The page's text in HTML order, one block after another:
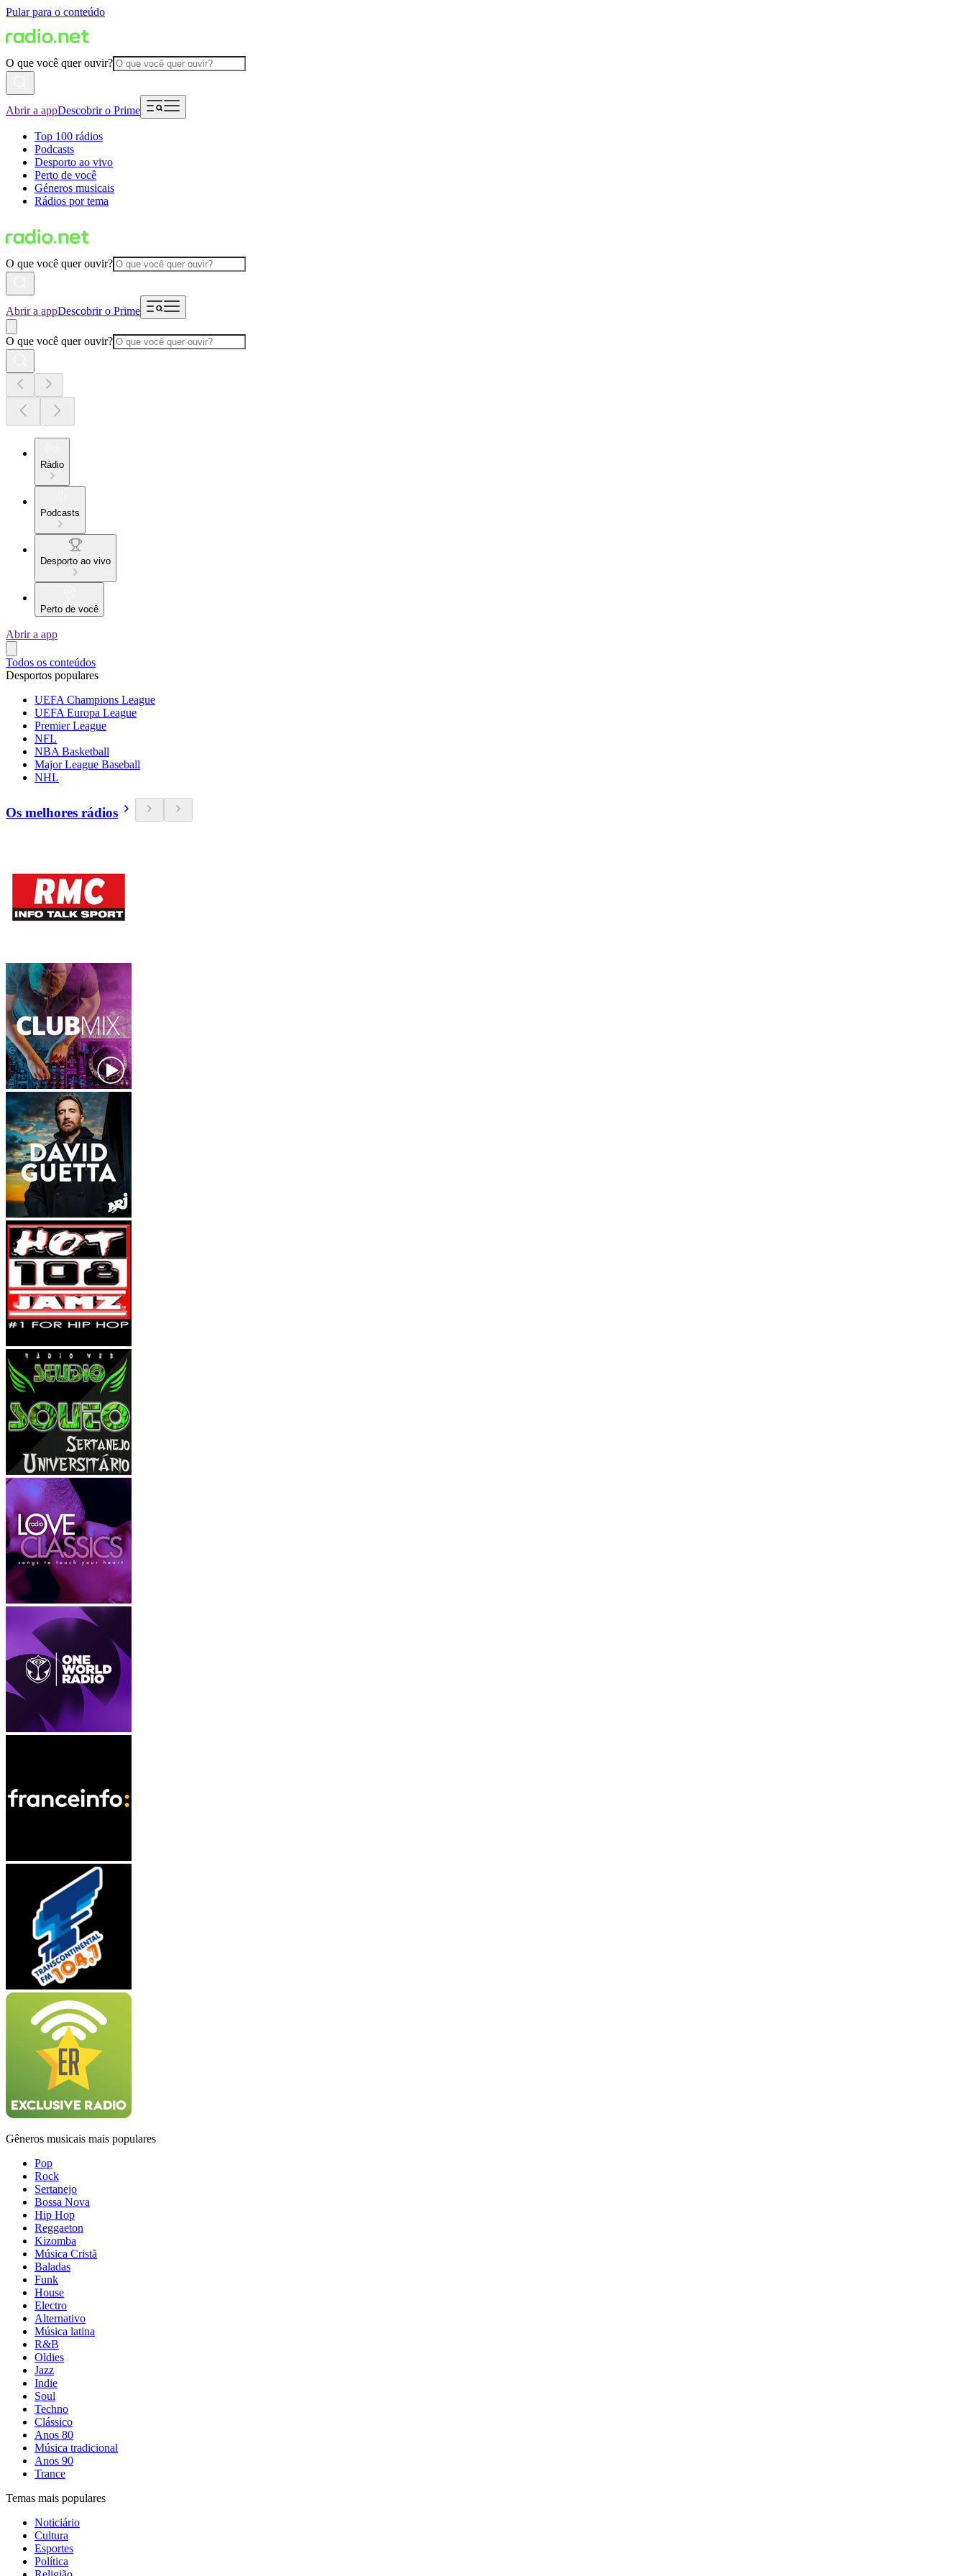
Pular para o conteúdo
O que você quer ouvir?
Abrir a appDescobrir o Prime
Top 100 rádios
Podcasts
Desporto ao vivo
Perto de você
Géneros musicais
Rádios por tema
O que você quer ouvir?
Abrir a appDescobrir o Prime
O que você quer ouvir?
Rádio
Podcasts
Desporto ao vivo
Perto de você
Abrir a app
Todos os conteúdos
Desportos populares
UEFA Champions League
UEFA Europa League
Premier League
NFL
NBA Basketball
Major League Baseball
NHL
Os melhores rádios
Gêneros musicais mais populares
Pop
Rock
Sertanejo
Bossa Nova
Hip Hop
Reggaeton
Kizomba
Música Cristã
Baladas
Funk
House
Electro
Alternativo
Música latina
R&B
Oldies
Jazz
Indie
Soul
Techno
Clássico
Anos 80
Música tradicional
Anos 90
Trance
Temas mais populares
Noticiário
Cultura
Esportes
Política